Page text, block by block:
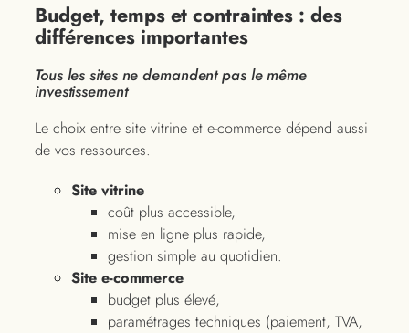
Budget, temps et contraintes : des
différences importantes
Tous les sites ne demandent pas le même
investissement
Le choix entre site vitrine et e-commerce dépend aussi
de vos ressources.
Site vitrine
coût plus accessible,
mise en ligne plus rapide,
gestion simple au quotidien.
Site e-commerce
budget plus élevé,
paramétrages techniques (paiement, TVA,